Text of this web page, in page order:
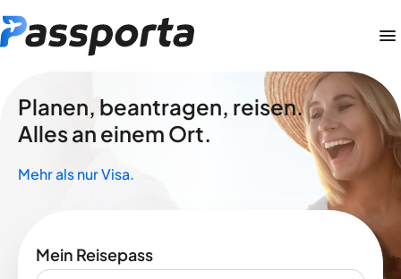
Planen, beantragen, reisen.
Alles an einem Ort.
Mehr als nur Visa.
Mein Reisepass